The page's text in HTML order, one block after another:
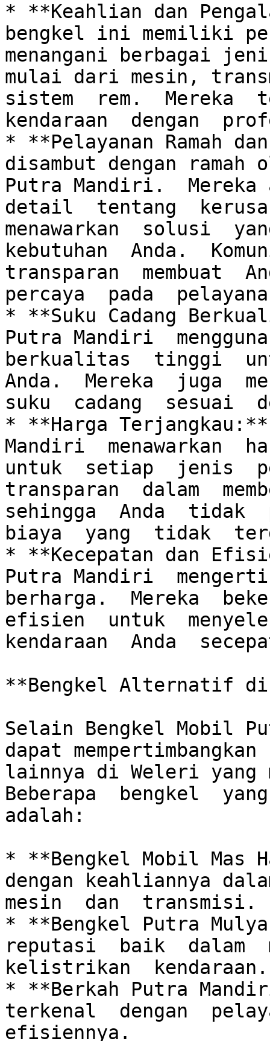
* **Keahlian dan
bengkel ini memiliki
menangani berbagai
mulai dari mesin,
sistem  rem.  Mereka
kendaraan  dengan
* **Pelayanan Ramah
disambut dengan
Putra Mandiri.  Mereka
detail  tentang
menawarkan  solusi
kebutuhan  Anda.
transparan  membuat
percaya  pada
* **Suku Cadang
Putra Mandiri
berkualitas  tinggi
Anda.  Mereka  juga
suku  cadang  sesuai
* **Harga
Mandiri  menawarkan
untuk  setiap  jenis
transparan  dalam
sehingga  Anda  tidak
biaya  yang  tidak
* **Kecepatan dan
Putra Mandiri
berharga.  Mereka
efisien  untuk
kendaraan  Anda
**Bengkel Alternatif
Selain Bengkel Mobil
dapat
lainnya di Weleri yang
Beberapa  bengkel
adalah:
* **Bengkel Mobil Mas
dengan keahliannya
mesin  dan  transmisi.
* **Bengkel Putra
reputasi  baik  dalam
kelistrikan  kendaraan.
* **Berkah Putra
terkenal  dengan
efisiennya.